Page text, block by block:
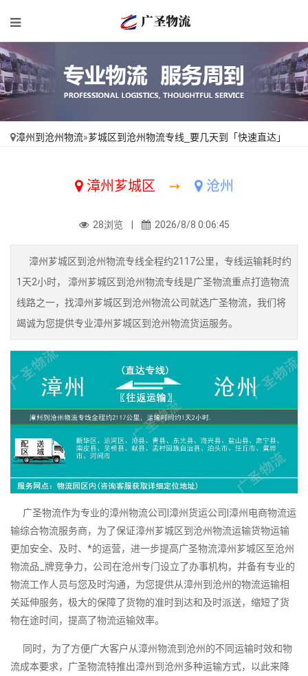
漳州到沧州物流»芗城区到沧州物流专线_要几天到「快速直达」
漳州芗城区 ➙ 沧州
28浏览 | 2026/8/8 0:06:45
漳州芗城区到沧州物流专线全程约2117公里，专线运输耗时约
1天2小时， 漳州芗城区到沧州物流专线是广圣物流重点打造物流
线路之一，找漳州芗城区到沧州物流公司就选广圣物流，我们将
竭诚为您提供专业漳州芗城区到沧州物流货运服务。
广圣物流作为专业的漳州物流公司|漳州货运公司|漳州电商物流运
输综合物流服务商，为了保证漳州芗城区到沧州物流运输货物运输
更加安全、及时、*的运营，进一步提高广圣物流漳州芗城区至沧州
物流品_牌竞争力，公司在沧州专门设立了办事机构，并备有专业的
物流工作人员与您及时沟通，为您提供从漳州到沧州的物流运输相
关延伸服务，极大的保障了货物的准时到达和及时派送，缩短了货
物在途时间，提高了物流运输效率。
同时，为了方便广大客户从漳州物流到沧州的不同运输时效和物
流成本要求，广圣物流特推出漳州到沧州多种运输方式，以此来降